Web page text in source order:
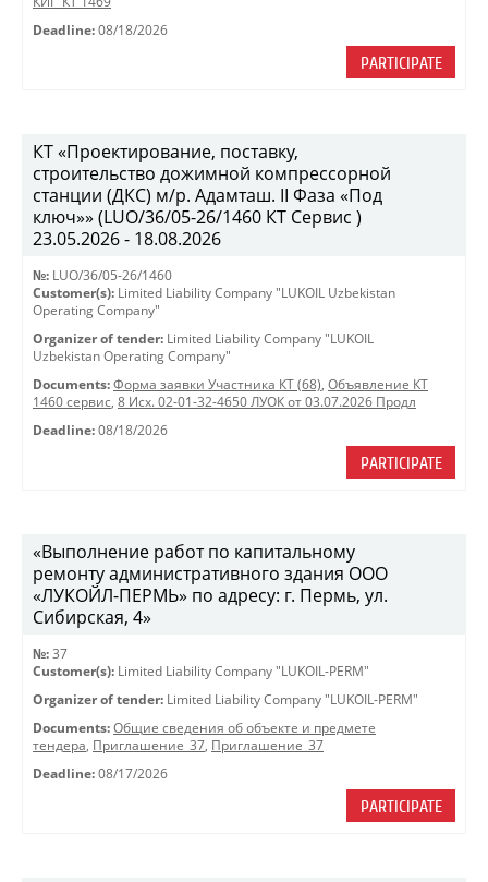
Deadline: 08/18/2026
PARTICIPATE
КТ «Проектирование, поставку,
строительство дожимной компрессорной
станции (ДКС) м/р. Адамташ. II Фаза «Под
ключ»» (LUO/36/05-26/1460 КТ Сервис )
23.05.2026 - 18.08.2026
№: LUO/36/05-26/1460
Customer(s): Limited Liability Company "LUKOIL Uzbekistan
Operating Company"
Organizer of tender: Limited Liability Company "LUKOIL
Uzbekistan Operating Company"
Documents: Форма заявки Участника КТ (68), Объявление КТ
1460 сервис, 8 Исх. 02-01-32-4650 ЛУОК от 03.07.2026 Продл
Deadline: 08/18/2026
PARTICIPATE
«Выполнение работ по капитальному
ремонту административного здания ООО
«ЛУКОЙЛ-ПЕРМЬ» по адресу: г. Пермь, ул.
Сибирская, 4»
№: 37
Customer(s): Limited Liability Company "LUKOIL-PERM"
Organizer of tender: Limited Liability Company "LUKOIL-PERM"
Documents: Общие сведения об объекте и предмете
тендера, Приглашение_37, Приглашение_37
Deadline: 08/17/2026
PARTICIPATE